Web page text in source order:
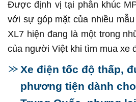
Được định vị tại phân khúc
với sự góp mặt của nhiều
XL7 hiện đang là một trong
của người Việt khi tìm mua xe
Xe điện tốc độ thấp,
phương tiện dành